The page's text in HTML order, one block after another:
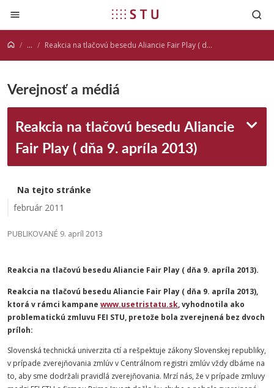
Prejsť na obsah
... Reakcia na tlačovú besedu Aliancie Fair Play ( dňa 9. apríla 2013)
Verejnosť a médiá
Reakcia na tlačovú besedu Aliancie
Fair Play ( dňa 9. apríla 2013)
Na tejto stránke
február 2011
PUBLIKOVANÉ 9. apríl 2013
Reakcia na tlačovú besedu Aliancie Fair Play ( dňa 9. apríla 2013).
Reakcia na tlačovú besedu Aliancie Fair Play ( dňa 9. apríla 2013),
ktorá v rámci kampane www.usetristatu.sk, vyhodnotila ako
problematickú zmluvu FEI STU, pretože bola zverejnená bez dvoch
príloh:
Slovenská technická univerzita ctí a rešpektuje zákony Slovenskej republiky,
v prípade zverejňovania zmlúv v Centrálnom registri zmlúv vždy dbáme na
to, aby sme dodržali pravidlá zverejňovania. Mrzí nás, že v prípade zmluvy